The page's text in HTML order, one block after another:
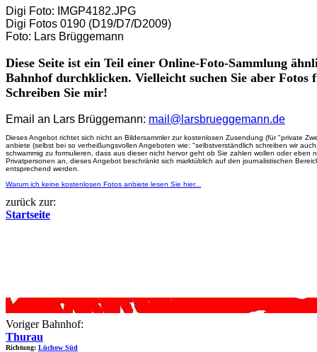
Digi Foto: IMGP4182.JPG
Digi Fotos 0190 (D19/D7/D2009)
Foto: Lars Brüggemann
Diese Seite ist ein Teil einer Online-Foto-Sammlung
Bahnhof durchklicken. Vielleicht suchen Sie aber
Schreiben Sie mir!
Email an Lars Brüggemann: mail@larsbrueggemann.de
Dieses Angebot richtet sich nicht an Bildersammler zur kostenlosen Zusendung (für "private
anbiete (selbst bei so verheißungsvollen Angeboten wie: "selbstverständlich schreiben wir
schwammig zu formulieren, dass aus dieser nicht hervor geht ob Sie zahlen wollen oder
Privatpersonen an, dieses Angebot beschränkt sich marktüblich auf den journalistischen
entsprechend werden.
Warum ich keine kostenlosen Fotos anbiete lesen Sie hier...
zurück zur:
Startseite
Voriger Bahnhof:
Thurau
Richtung: Lüchow Süd